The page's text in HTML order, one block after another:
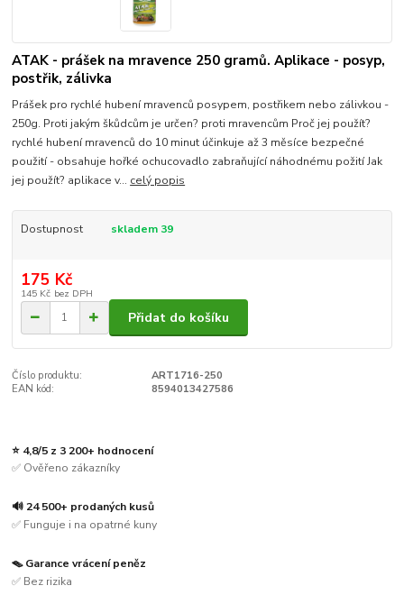
ATAK - prášek na mravence 250 gramů. Aplikace - posyp,
postřik, zálivka
Prášek pro rychlé hubení mravenců posypem, postřikem nebo zálivkou -
250g. Proti jakým škůdcům je určen? proti mravencům Proč jej použít?
rychlé hubení mravenců do 10 minut účinkuje až 3 měsíce bezpečné
použití - obsahuje hořké ochucovadlo zabraňující náhodnému požití Jak
jej použít? aplikace v... celý popis
Dostupnost skladem 39
175 Kč
145 Kč bez DPH
Přidat do košíku
Číslo produktu:
ART1716-250
EAN kód:
8594013427586
⭐ 4,8/5 z 3 200+ hodnocení
✅ Ověřeno zákazníky
🔊 24 500+ prodaných kusů
✅ Funguje i na opatrné kuny
🪤 Garance vrácení peněz
✅ Bez rizika